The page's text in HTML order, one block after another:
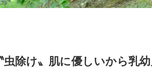
除け〟肌に優しいから乳